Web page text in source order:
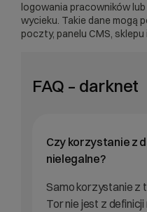
logowania pracowników
wycieku. Takie dane mogą
poczty, panelu CMS,
FAQ – darknet
Czy korzystanie z
nielegalne?
Samo korzystanie z
Tor nie jest z